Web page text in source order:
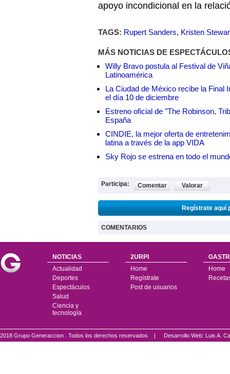
apoyo incondicional en la
TAGS: Rupert Sanders, Kristen
MÁS NOTICIAS DE
Willy Bravo postula al Festival de
Latinoamérica
La Ciudad de México recibe la Final
el día 10 de diciembre
Estreno oficial de "The Robinson,
España
CINDIE, la mejor oferta de
latina a través de la app VIDA
Sky Rojo se estrena en todo el
Participa: Comentar Valorar
Regístrate aquí
COMENTARIOS
NOTICIAS
Actualidad
Deportes
Espectáculos
Salud
Ciencia y
tecnología
2URPI
Home
Regístrate
Post de usuarios
Home
2018 Grupo Generaccion . Todos los derechos reservados | Desarrollo Web: Luis